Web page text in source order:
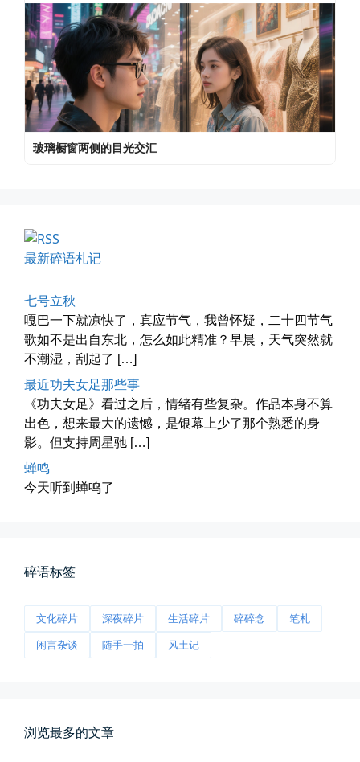
玻璃橱窗两侧的目光交汇
已记不清多少年，没在社交平台主...
四月物语
车窗外的风景，辽宁家乡的草木新...
👤 Zairun
黑龙江的空气质量出乎意料地好，...
最新碎语札记
七号立秋
嘎巴一下就凉快了，真应节气，我曾怀疑，二十四节气
歌如不是出自东北，怎么如此精准？早晨，天气突然就
不潮湿，刮起了 […]
最近功夫女足那些事
《功夫女足》看过之后，情绪有些复杂。作品本身不算
出色，想来最大的遗憾，是银幕上少了那个熟悉的身
影。但支持周星驰 […]
蝉鸣
今天听到蝉鸣了
碎语标签
文化碎片 深夜碎片 生活碎片 碎碎念 笔札
闲言杂谈 随手一拍 风土记
浏览最多的文章